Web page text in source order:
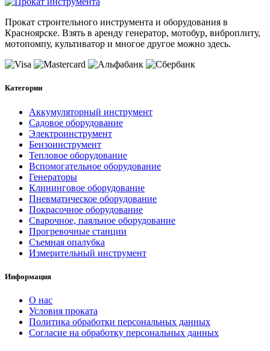
Прокат строительного инструмента и оборудования в
Красноярске. Взять в аренду генератор, мотобур, виброплиту,
мотопомпу, культиватор и многое другое можно здесь.
Категории
Аккумуляторный инструмент
Садовое оборудование
Электроинструмент
Бензоинструмент
Тепловое оборудование
Вспомогательное оборудование
Генераторы
Клининговое оборудование
Пневматическое оборудование
Покрасочное оборудование
Сварочное, паяльное оборудование
Прогревочные станции
Съемная опалубка
Измерительный инструмент
Информация
О нас
Условия проката
Политика обработки персональных данных
Согласие на обработку персональных данных